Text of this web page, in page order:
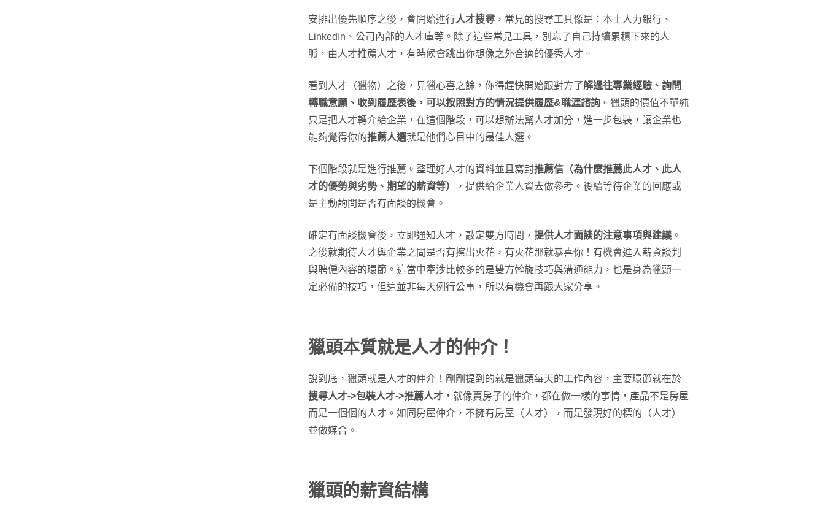
安排出優先順序之後，會開始進行人才搜尋 ，常見的搜尋工具像是：本土人力銀行、
LinkedIn、公司內部的人才庫等。除了這些常見工具，別忘了自己持續累積下來的人
脈，由人才推薦人才，有時候會跳出你想像之外合適的優秀人才。
看到人才（獵物）之後，見獵心喜之餘，你得趕快開始跟對方了解過往專業經驗、詢問
轉職意願、收到履歷表後，可以按照對方的情況提供履歷&職涯諮詢 。獵頭的價值不單純
只是把人才轉介給企業，在這個階段，可以想辦法幫人才加分，進一步包裝，讓企業也
能夠覺得你的推薦人選就是他們心目中的最佳人選。
下個階段就是進行推薦。整理好人才的資料並且寫封推薦信（為什麼推薦此人才、此人
才的優勢與劣勢、期望的薪資等）
，提供給企業人資去做參考。後續等待企業的回應或
是主動詢問是否有面談的機會。
確定有面談機會後，立即通知人才，敲定雙方時間， 提供人才面談的注意事項與建議 。
之後就期待人才與企業之間是否有擦出火花，有火花那就恭喜你！有機會進入薪資談判
與聘僱內容的環節。這當中牽涉比較多的是雙方斡旋技巧與溝通能力，也是身為獵頭一
定必備的技巧，但這並非每天例行公事，所以有機會再跟大家分享。
獵頭本質就是人才的仲介！
說到底，獵頭就是人才的仲介！剛剛提到的就是獵頭每天的工作內容，主要環節就在於
搜尋人才->包裝人才->推薦人才 ，就像賣房子的仲介，都在做一樣的事情，產品不是房屋
而是一個個的人才。如同房屋仲介，不擁有房屋（人才），而是發現好的標的（人才）
並做媒合。
獵頭的薪資結構